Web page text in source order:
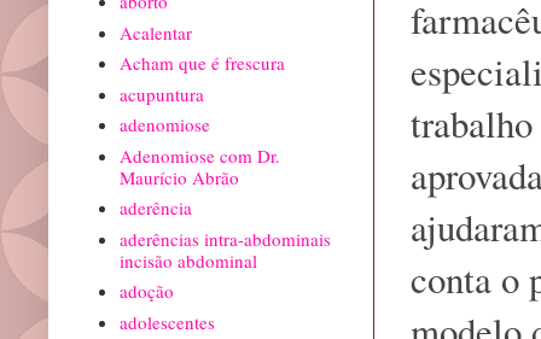
conta o
Acalentar
Acham que é frescura
acupuntura
adenomiose
Adenomiose com Dr.
Maurício Abrão
aderência
aderências intra-abdominais
incisão abdominal
adoção
adolescentes